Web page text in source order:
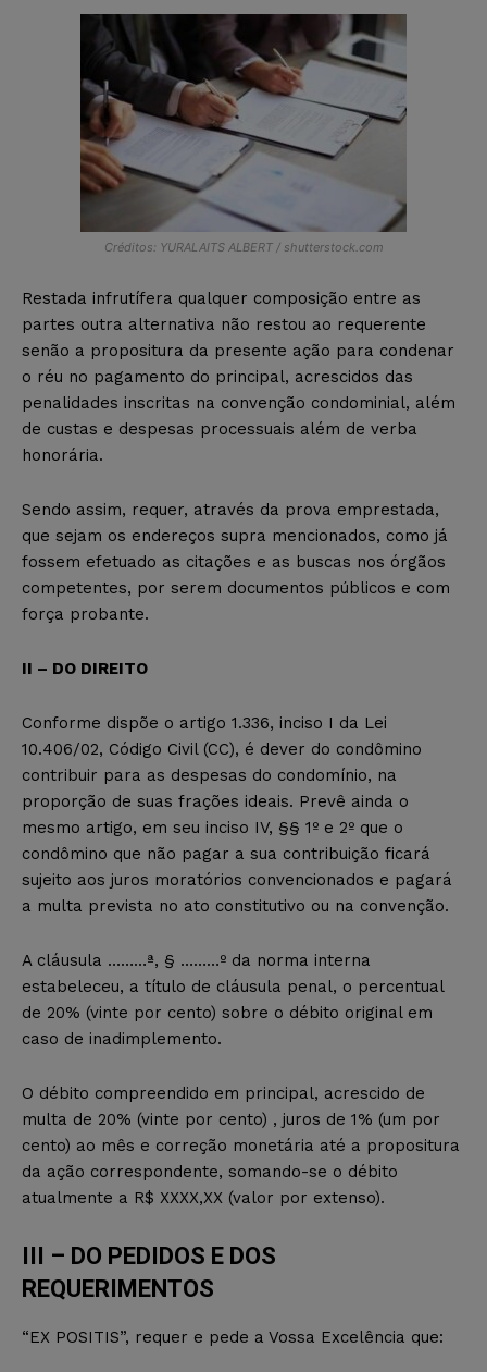
Créditos: YURALAITS ALBERT / shutterstock.com
Restada infrutífera qualquer composição entre as
partes outra alternativa não restou ao requerente
senão a propositura da presente ação para condenar
o réu no pagamento do principal, acrescidos das
penalidades inscritas na convenção condominial, além
de custas e despesas processuais além de verba
honorária.
Sendo assim, requer, através da prova emprestada,
que sejam os endereços supra mencionados, como já
fossem efetuado as citações e as buscas nos órgãos
competentes, por serem documentos públicos e com
força probante.
II – DO DIREITO
Conforme dispõe o artigo 1.336, inciso I da Lei
10.406/02, Código Civil (CC), é dever do condômino
contribuir para as despesas do condomínio, na
proporção de suas frações ideais. Prevê ainda o
mesmo artigo, em seu inciso IV, §§ 1º e 2º que o
condômino que não pagar a sua contribuição ficará
sujeito aos juros moratórios convencionados e pagará
a multa prevista no ato constitutivo ou na convenção.
A cláusula ………ª, § ………º da norma interna
estabeleceu, a título de cláusula penal, o percentual
de 20% (vinte por cento) sobre o débito original em
caso de inadimplemento.
O débito compreendido em principal, acrescido de
multa de 20% (vinte por cento) , juros de 1% (um por
cento) ao mês e correção monetária até a propositura
da ação correspondente, somando-se o débito
atualmente a R$ XXXX,XX (valor por extenso).
III – DO PEDIDOS E DOS
REQUERIMENTOS
“EX POSITIS”, requer e pede a Vossa Excelência que: